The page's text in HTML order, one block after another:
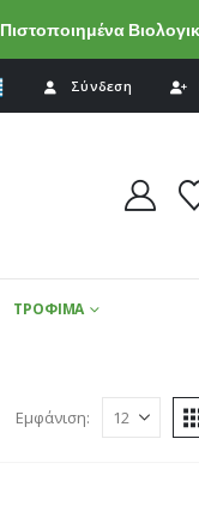
Πιστοποιημένα
Σύνδεση
ΤΡΟΦΙΜΑ
Εμφάνιση: